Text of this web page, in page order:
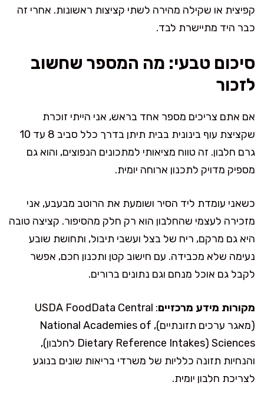
קפיצית או שקילה מהירה לשתי קציצות ראשונות. אחרי זה
כבר היד מתיישרת לבד.
סיכום טבעי: מה המספר שחשוב
לזכור
אם אתם צריכים מספר אחד בראש, אני הייתי זוכרת
שקציצת עוף בינונית בבית תיתן בדרך כלל סביב 8 עד 10
גרם חלבון. זה טווח מציאותי למתכונים הנפוצים, והוא גם
מספיק מדויק לתכנון ארוחה יומית.
כשאני עומדת ליד הסיר ושומעת את הרוטב מבעבע, אני
מזכירה לעצמי שהחלבון הוא רק חלק מהסיפור. קציצה טובה
היא גם מרקם, ריח של בצל ועשבי תיבול, ותחושת שובע
נעימה שלא מכבידה. עם חישוב קטן ותכנון חכם, אפשר
לקבל גם אוכל מנחם וגם נתונים ברורים.
מקורות מידע מרכזיים : USDA FoodData Central
(מאגר ערכים תזונתיים), National Academies of
Sciences (Dietary Reference Intakes לחלבון),
והנחיות תזונה כלליות של משרדי בריאות שונים בנוגע
לצריכת חלבון יומית.